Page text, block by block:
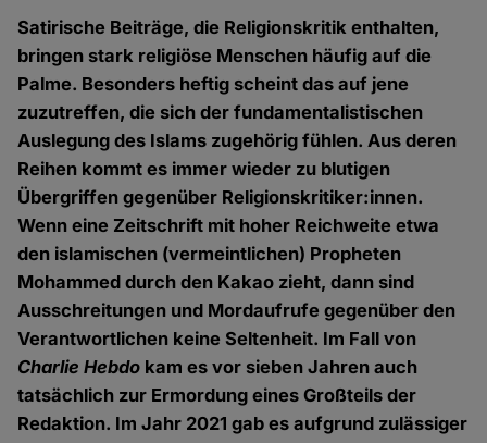
Satirische Beiträge, die Religionskritik enthalten,
bringen stark religiöse Menschen häufig auf die
Palme. Besonders heftig scheint das auf jene
zuzutreffen, die sich der fundamentalistischen
Auslegung des Islams zugehörig fühlen. Aus deren
Reihen kommt es immer wieder zu blutigen
Übergriffen gegenüber Religionskritiker:innen.
Wenn eine Zeitschrift mit hoher Reichweite etwa
den islamischen (vermeintlichen) Propheten
Mohammed durch den Kakao zieht, dann sind
Ausschreitungen und Mordaufrufe gegenüber den
Verantwortlichen keine Seltenheit. Im Fall von
Charlie Hebdo kam es vor sieben Jahren auch
tatsächlich zur Ermordung eines Großteils der
Redaktion. Im Jahr 2021 gab es aufgrund zulässiger